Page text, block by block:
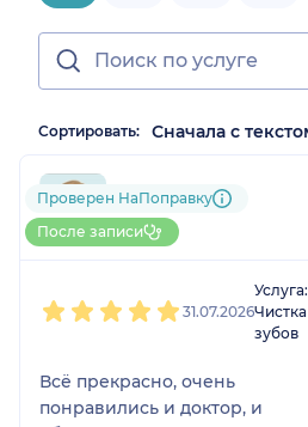
Сортировать:
792....@....ru
1 отзыв
Проверен НаПоправку
После записи
31.07.2026
Услуга:
Чистка
зубов
Всё прекрасно, очень
понравились и доктор, и